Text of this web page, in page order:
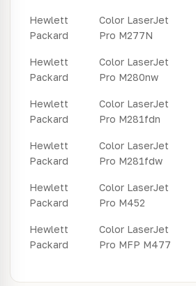
Hewlett
Packard
Color LaserJet
Pro M277N
Hewlett
Packard
Color LaserJet
Pro M280nw
Hewlett
Packard
Color LaserJet
Pro M281fdn
Hewlett
Packard
Color LaserJet
Pro M281fdw
Hewlett
Packard
Color LaserJet
Pro M452
Hewlett
Packard
Color LaserJet
Pro MFP M477